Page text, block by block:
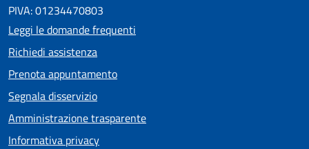
PIVA: 01234470803
Leggi le domande frequenti
Richiedi assistenza
Prenota appuntamento
Segnala disservizio
Amministrazione trasparente
Informativa privacy